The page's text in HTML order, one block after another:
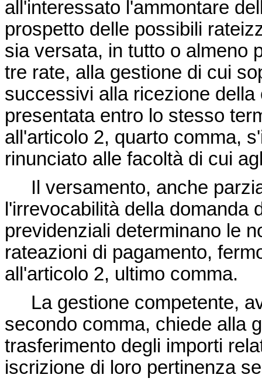
all'interessato l'ammontare
prospetto delle possibili
sia versata, in tutto o almeno
tre rate, alla gestione di cui
successivi alla ricezione
presentata entro lo stesso
all'articolo 2, quarto comma,
rinunciato alle facoltà di cui
Il versamento, anche
l'irrevocabilità della domanda
previdenziali determinano le
rateazioni di pagamento,
all'articolo 2, ultimo comma.
La gestione competente,
secondo comma, chiede alla
trasferimento degli importi
iscrizione di loro pertinenza